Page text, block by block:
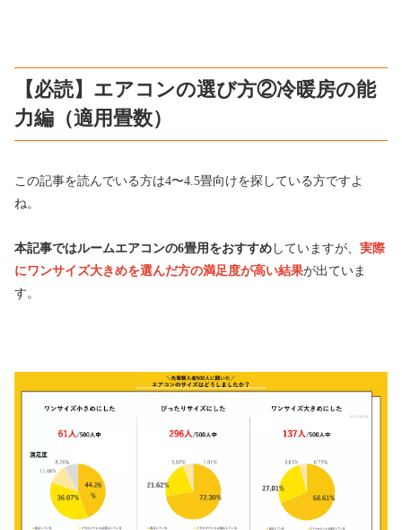
【必読】エアコンの選び方②冷暖房の能
力編（適用畳数）
この記事を読んでいる方は4〜4.5畳向けを探している方ですよ
ね。
本記事ではルームエアコンの6畳用をおすすめ していますが、 実際
にワンサイズ大きめを選んだ方の満足度が高い結果が出ていま
す。